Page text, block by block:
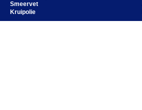
Smeervet
Kruipolie